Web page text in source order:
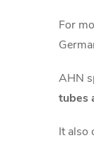
For
AHN
tubes
It also